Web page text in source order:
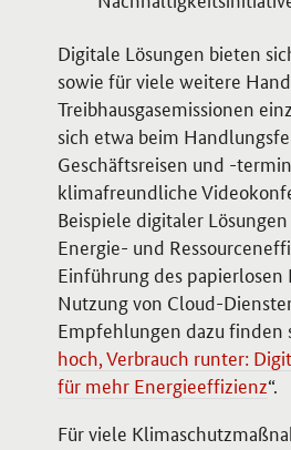
Digitale Lösungen bieten
sowie für viele weitere
Treibhausgasemissionen
sich etwa beim
Geschäftsreisen und -
klimafreundliche
Beispiele digitaler
Energie- und
Einführung des papierlosen
Nutzung von Cloud-
Empfehlungen dazu finden
hoch, Verbrauch runter:
für mehr Energieeffizienz“.
Für viele